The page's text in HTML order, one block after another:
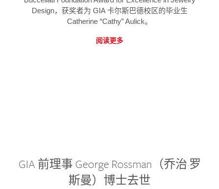
Design，获奖者为 GIA 卡尔斯巴德校区的毕业生
Catherine “Cathy” Aulick。
阅读更多
GIA 前理事 George Rossman（乔治·罗
斯曼）博士去世